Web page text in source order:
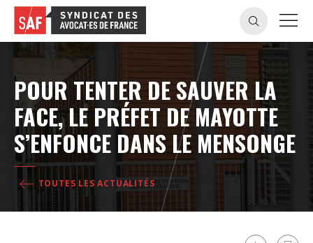
POUR TENTER DE SAUVER LA
FACE, LE PRÉFET DE MAYOTTE
S’ENFONCE DANS LE MENSONGE
TOUTES LES ACTUALITÉS